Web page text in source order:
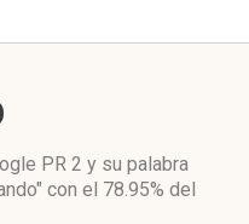
PR 2 y su palabra
con el 78.95% del